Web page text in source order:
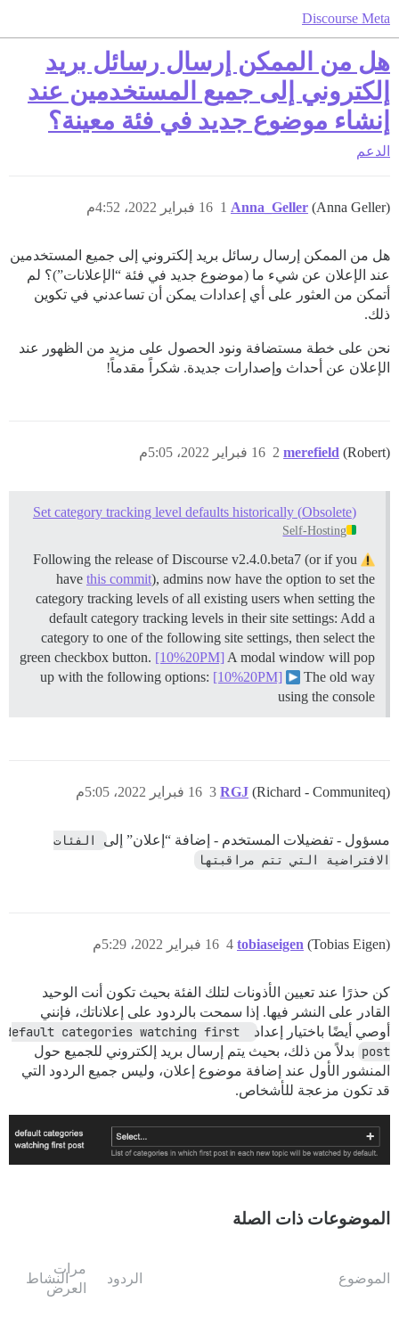
Discourse Meta
هل من الممكن إرسال رسائل بريد
إلكتروني إلى جميع المستخدمين عند
إنشاء موضوع جديد في فئة معينة؟
الدعم
Anna_Geller (Anna Geller) 16 فبراير 2022، 4:52م 1
هل من الممكن إرسال رسائل بريد إلكتروني إلى جميع المستخدمين
عند الإعلان عن شيء ما (موضوع جديد في فئة “الإعلانات”)؟ لم
أتمكن من العثور على أي إعدادات يمكن أن تساعدني في تكوين
ذلك.
نحن على خطة مستضافة ونود الحصول على مزيد من الظهور عند
الإعلان عن أحداث وإصدارات جديدة. شكراً مقدماً!
merefield (Robert) 16 فبراير 2022، 5:05م 2
(Obsolete) Set category tracking level defaults historically
Self-Hosting
Following the release of Discourse v2.4.0.beta7 (or if you
have this commit), admins now have the option to set the
category tracking levels of all existing users when setting the
default category tracking levels in their site settings: Add a
category to one of the following site settings, then select the
green checkbox button. [10%20PM] A modal window will pop
up with the following options: [10%20PM]
The old way
using the console
RGJ (Richard - Communiteq) 16 فبراير 2022، 5:05م 3
مسؤول - تفضيلات المستخدم - إضافة “إعلان” إلى
الافتراضية التي تتم مراقبتها
tobiaseigen (Tobias Eigen) 16 فبراير 2022، 5:29م 4
كن حذرًا عند تعيين الأذونات لتلك الفئة بحيث تكون أنت الوحيد
القادر على النشر فيها. إذا سمحت بالردود على إعلاناتك، فإنني
أوصي أيضًا باختيار إعداد
default categories watching first
post بدلاً من ذلك، بحيث يتم إرسال بريد إلكتروني للجميع حول
المنشور الأول عند إضافة موضوع إعلان، وليس جميع الردود التي
قد تكون مزعجة للأشخاص.
الموضوعات ذات الصلة
الموضوع الردود
مرات
العرض
النشاط